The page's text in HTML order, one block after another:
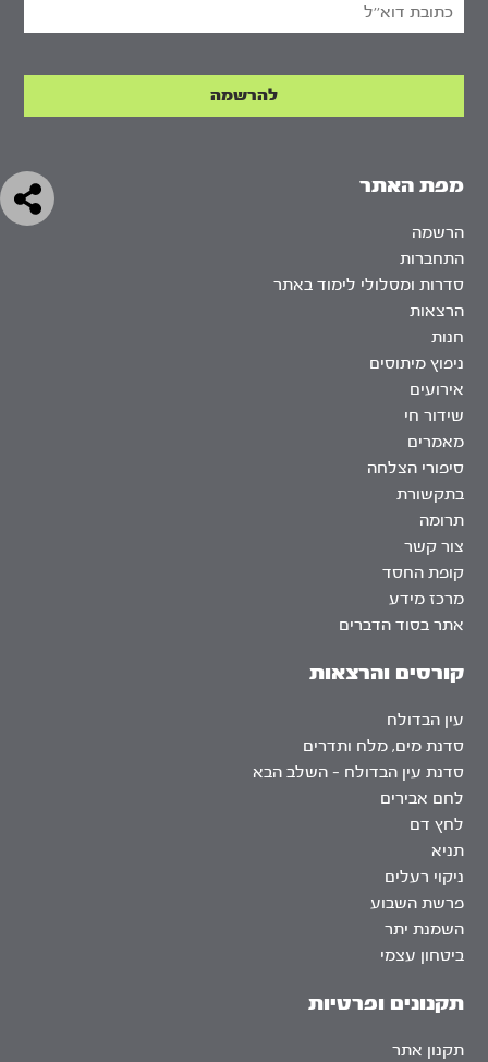
מפת האתר
הרשמה
התחברות
סדרות ומסלולי לימוד באתר
הרצאות
חנות
ניפוץ מיתוסים
אירועים
שידור חי
מאמרים
סיפורי הצלחה
בתקשורת
תרומה
צור קשר
קופת החסד
מרכז מידע
אתר בסוד הדברים
קורסים והרצאות
עין הבדולח
סדנת מים, מלח ותדרים
סדנת עין הבדולח – השלב הבא
לחם אבירים
לחץ דם
תניא
ניקוי רעלים
פרשת השבוע
השמנת יתר
ביטחון עצמי
תקנונים ופרטיות
תקנון אתר